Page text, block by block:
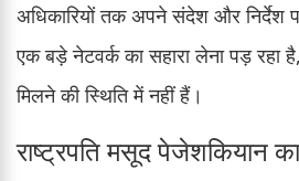
अधिकारियों तक अपने संदेश और निर्देश
एक बड़े नेटवर्क का सहारा लेना पड़ रहा
मिलने की स्थिति में नहीं हैं।
राष्ट्रपति मसूद पेजेशकियान